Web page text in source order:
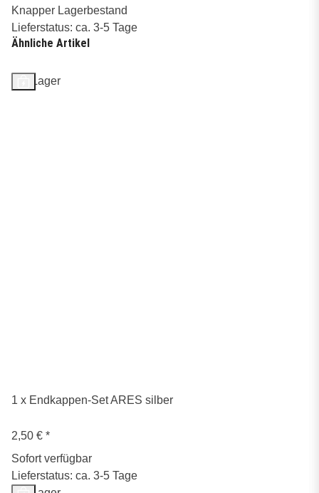
Knapper Lagerbestand
Lieferstatus: ca. 3-5 Tage
Ähnliche Artikel
Auf Lager
1 x Endkappen-Set ARES silber
2,50 € *
Sofort verfügbar
Lieferstatus: ca. 3-5 Tage